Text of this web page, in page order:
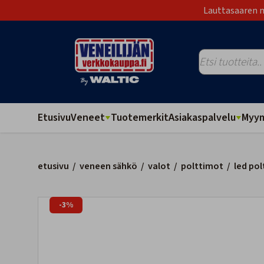
Lauttasaaren
EtusivuVeneet TuotemerkitAsiakaspalvelu
etusivu / veneen sähkö / valot / polttimot / led
-3%